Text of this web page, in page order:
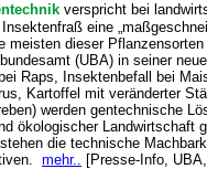
verspricht bei
eine
meisten dieser
(UBA) in seiner
Raps, Insektenbefall bei
Kartoffel mit veränderter
werden gentechnische
ökologischer Landwirtschaft
die technische
mehr.. [Presse-Info,